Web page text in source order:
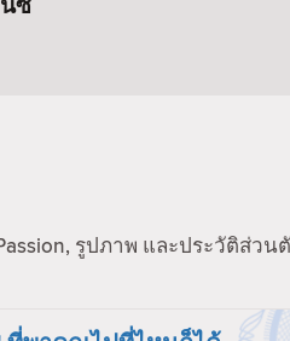
รูปภาพ และประวัติส่วน